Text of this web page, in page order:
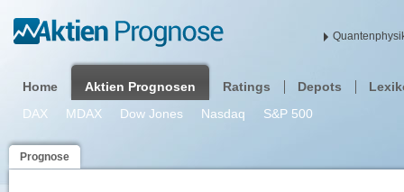
Home
Aktien Prognosen
DAX
MDAX Dow Jones Nasdaq S&P 500
Ratings Depots
Prognose